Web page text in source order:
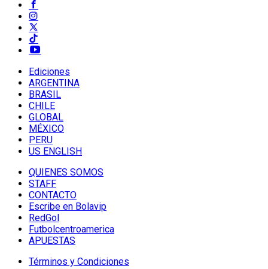
Ediciones
ARGENTINA
BRASIL
CHILE
GLOBAL
MÉXICO
PERU
US ENGLISH
QUIENES SOMOS
STAFF
CONTACTO
Escribe en Bolavip
RedGol
Futbolcentroamerica
APUESTAS
Términos y Condiciones